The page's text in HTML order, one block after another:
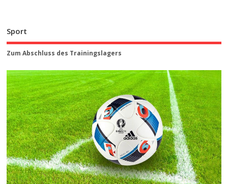
Sport
Zum Abschluss des Trainingslagers